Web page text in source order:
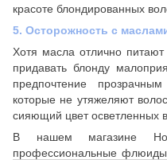
красоте блондированных
5. Осторожность с
Хотя масла отлично
придавать блонду
предпочтение
которые не утяжеляют
сияющий цвет осветленных
В нашем магазине
профессиональные